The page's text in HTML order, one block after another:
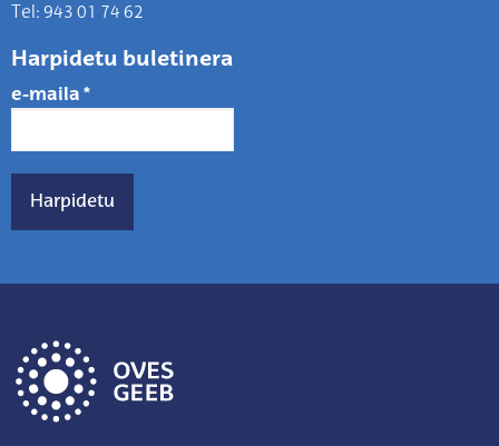
Tel: 943 01 74 62
Harpidetu buletinera
e-maila *